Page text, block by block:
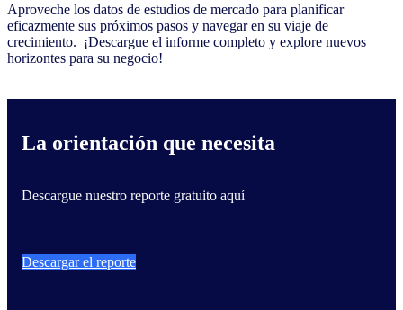
Aproveche los datos de estudios de mercado para planificar
eficazmente sus próximos pasos y navegar en su viaje de
crecimiento. ​ ¡Descargue el informe completo y explore nuevos
horizontes para su negocio!
La orientación que necesita
Descargue nuestro reporte gratuito aquí
Descargar el reporte